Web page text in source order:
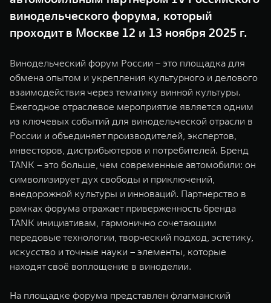
WEY 07
Расширяя границы комфорта
от 6 149 000 ₽ от 5 699
WEY 80
Масштаб возможностей
от 6 449 000 ₽
WEY 80
от 8 099
винодельческого форума, который
проходит в Москве 12 и 13 ноября 2025 г.
Винодельческий форум России – это площадка для
обмена опытом и укрепления культурного и делового
взаимодействия через тематику винной культуры.
Ежегодное отраслевое мероприятие является одним
из ключевых событий для винодельческой отрасли в
России и объединяет производителей, экспертов,
инвесторов, дистрибьютеров и потребителей. Бренд
TANK – это больше, чем современные автомобили: он
символизирует дух свободы и приключений,
внедорожной культуры и инноваций. Партнерство в
рамках форума отражает приверженность бренда
TANK инициативам, гармонично сочетающим
передовые технологии, творческий подход, эстетику,
искусство и точные науки – элементы, которые
находят своё воплощение в виноделии.
На площадке форума представлен флагманский